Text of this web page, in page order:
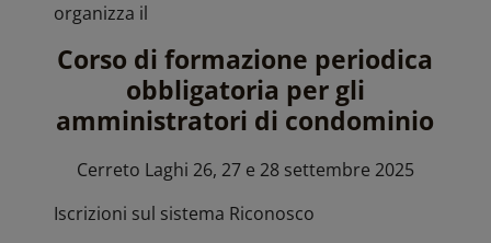
organizza il
Corso di formazione periodica
obbligatoria per gli
amministratori di condominio
Cerreto Laghi 26, 27 e 28 settembre 2025
Iscrizioni sul sistema Riconosco